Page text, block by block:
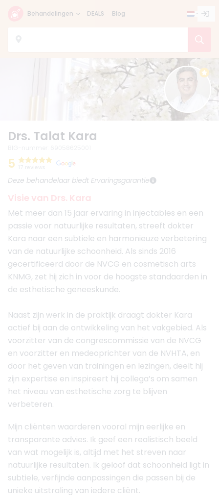
Behandelingen DEALS Blog
Drs. Talat Kara
5
Deze behandelaar biedt Ervaringsgarantie
Visie van Drs. Kara
Met meer dan 15 jaar ervaring in injectables en een
passie voor natuurlijke resultaten, streeft dokter
Kara naar een subtiele en harmonieuze verbetering
van de natuurlijke schoonheid. Als sinds 2016
gecertificeerd door de NVCG en cosmetisch arts
KNMG, zet hij zich in voor de hoogste standaarden in
de esthetische geneeskunde.
Naast zijn werk in de praktijk draagt dokter Kara
actief bij aan de ontwikkeling van het vakgebied. Als
voorzitter van de congrescommissie van de NVCG
en voorzitter en medeoprichter van de NVHTA, en
door het geven van trainingen en lezingen, deelt hij
zijn expertise en inspireert hij collega’s om samen
het niveau van esthetische zorg te blijven
verbeteren.
Mijn cliënten waarderen vooral mijn eerlijke en
transparante advies. Ik geef een realistisch beeld
van wat mogelijk is, altijd met het streven naar
natuurlijke resultaten. Ik geloof dat schoonheid ligt in
subtiele, verfijnde aanpassingen die passen bij de
unieke uitstraling van iedere cliënt.